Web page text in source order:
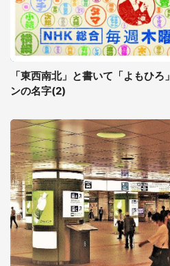
「東西南北」と書いて「よもひ
ンの名字(2)